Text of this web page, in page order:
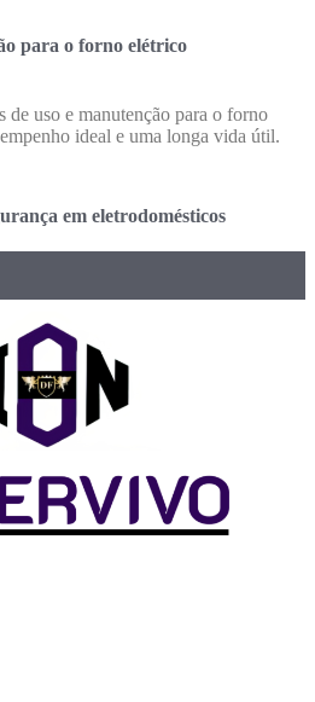
para o forno elétrico
de uso e manutenção para o forno
ideal e uma longa vida útil.
em eletrodomésticos